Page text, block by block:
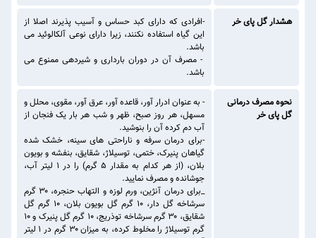
هشدار گل پای خر
-افرادی که دارای کبد حساس و آسیب پذیرند اصلا از
این گیاه استفاده نکنند، زیرا دارای نوعی آلکالوئید می
باشد.
- مصرف آن در دوران بارداری و شیردهی ممنوع می
باشد.
نحوه مصرف درمانی
گل پای خر
- به عنوان ادرار آور، قاعده آور، عرق آور، مقوی، محلل و
مسهل، هر روز صبح، ظهر و شب هر بار یک فنجان از
آب دم کرده آن را بنوشید.
-برای درمان سرفه و ناراحتی های سینه، خشک شده
گیاهان پنیرک، ختمی، توسیلاژ، شقایق، بنفشه و بویون
بلان، (از هر کدام به مقدار ۵ گرم) را در ۱ لیتر آب،
جوشانده و مصرف نمایید.
_برای درمان آنژین، ورم لوزه و التهاب حنجره، ۳۰ گرم
سرشاخه گل دار، ۱۰ گرم گل بویون بلان، ۱۰ گرم گل
شقایق، ۳۰ گرم سرشاخه توذریج، ۱۰ گرم گل پنیرک و ۱۰
گرم توسیلاژ را مخلوط کرده، به میزان ۳۰ گرم در ۱ لیتر